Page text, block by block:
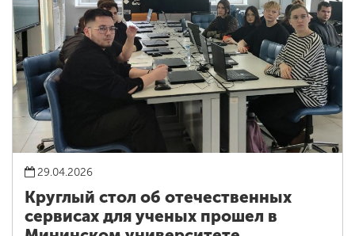
29.04.2026
Круглый стол об отечественных
сервисах для ученых прошел в